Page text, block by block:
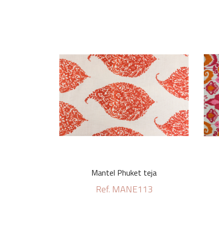
Mantel Phuket teja
Ref. MANE113